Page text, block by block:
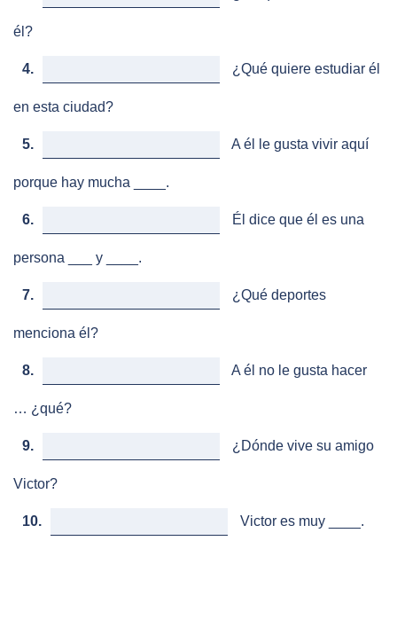
él?
4. ¿Qué quiere estudiar él
en esta ciudad?
5. A él le gusta vivir aquí
porque hay mucha ____.
6. Él dice que él es una
persona ___ y ____.
7. ¿Qué deportes
menciona él?
8. A él no le gusta hacer
… ¿qué?
9. ¿Dónde vive su amigo
Victor?
10. Victor es muy ____.